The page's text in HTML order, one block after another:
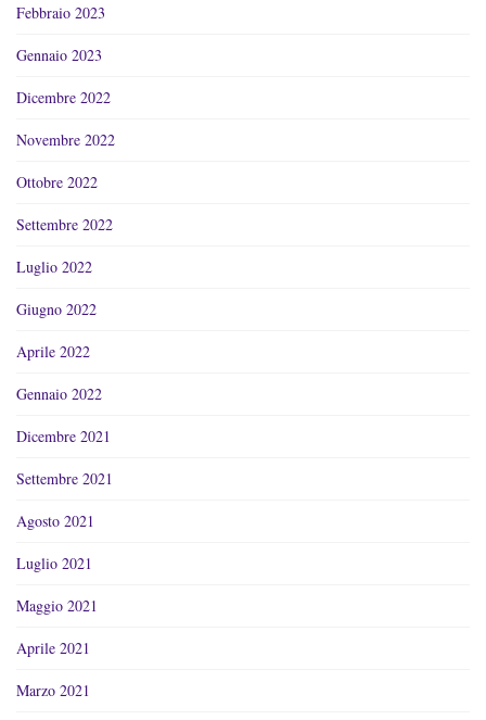
Febbraio 2023
Gennaio 2023
Dicembre 2022
Novembre 2022
Ottobre 2022
Settembre 2022
Luglio 2022
Giugno 2022
Aprile 2022
Gennaio 2022
Dicembre 2021
Settembre 2021
Agosto 2021
Luglio 2021
Maggio 2021
Aprile 2021
Marzo 2021